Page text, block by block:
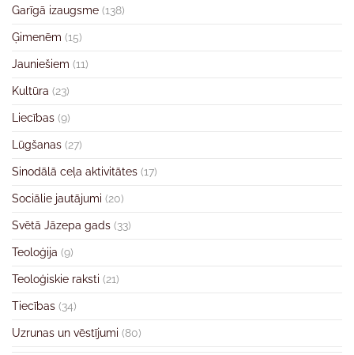
Garīgā izaugsme (138)
Ģimenēm (15)
Jauniešiem (11)
Kultūra (23)
Liecības (9)
Lūgšanas (27)
Sinodālā ceļa aktivitātes (17)
Sociālie jautājumi (20)
Svētā Jāzepa gads (33)
Teoloģija (9)
Teoloģiskie raksti (21)
Tiecības (34)
Uzrunas un vēstījumi (80)